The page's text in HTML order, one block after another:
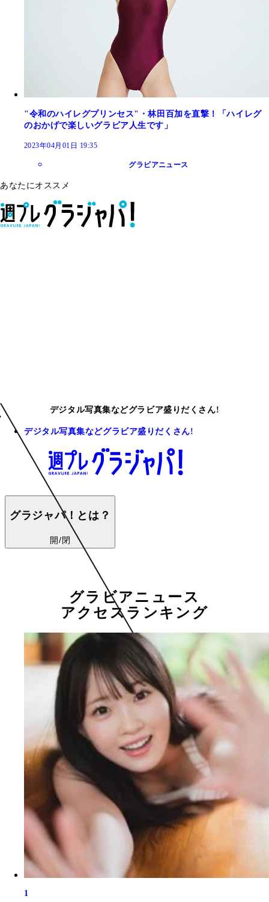
"令和のハイレグプリンセス"・林田百加を直撃！「ハイレグ
のおかげで楽しいグラビア人生です」
2023年04月01日 19:35
グラビアニュース
あなたにオススメ
デジタル写真集などグラビア盛りだくさん!
デジタル写真集などグラビア盛りだくさん!
グラジャパ！とは？
開/閉
グラビアニュース
アクセスランキング
1